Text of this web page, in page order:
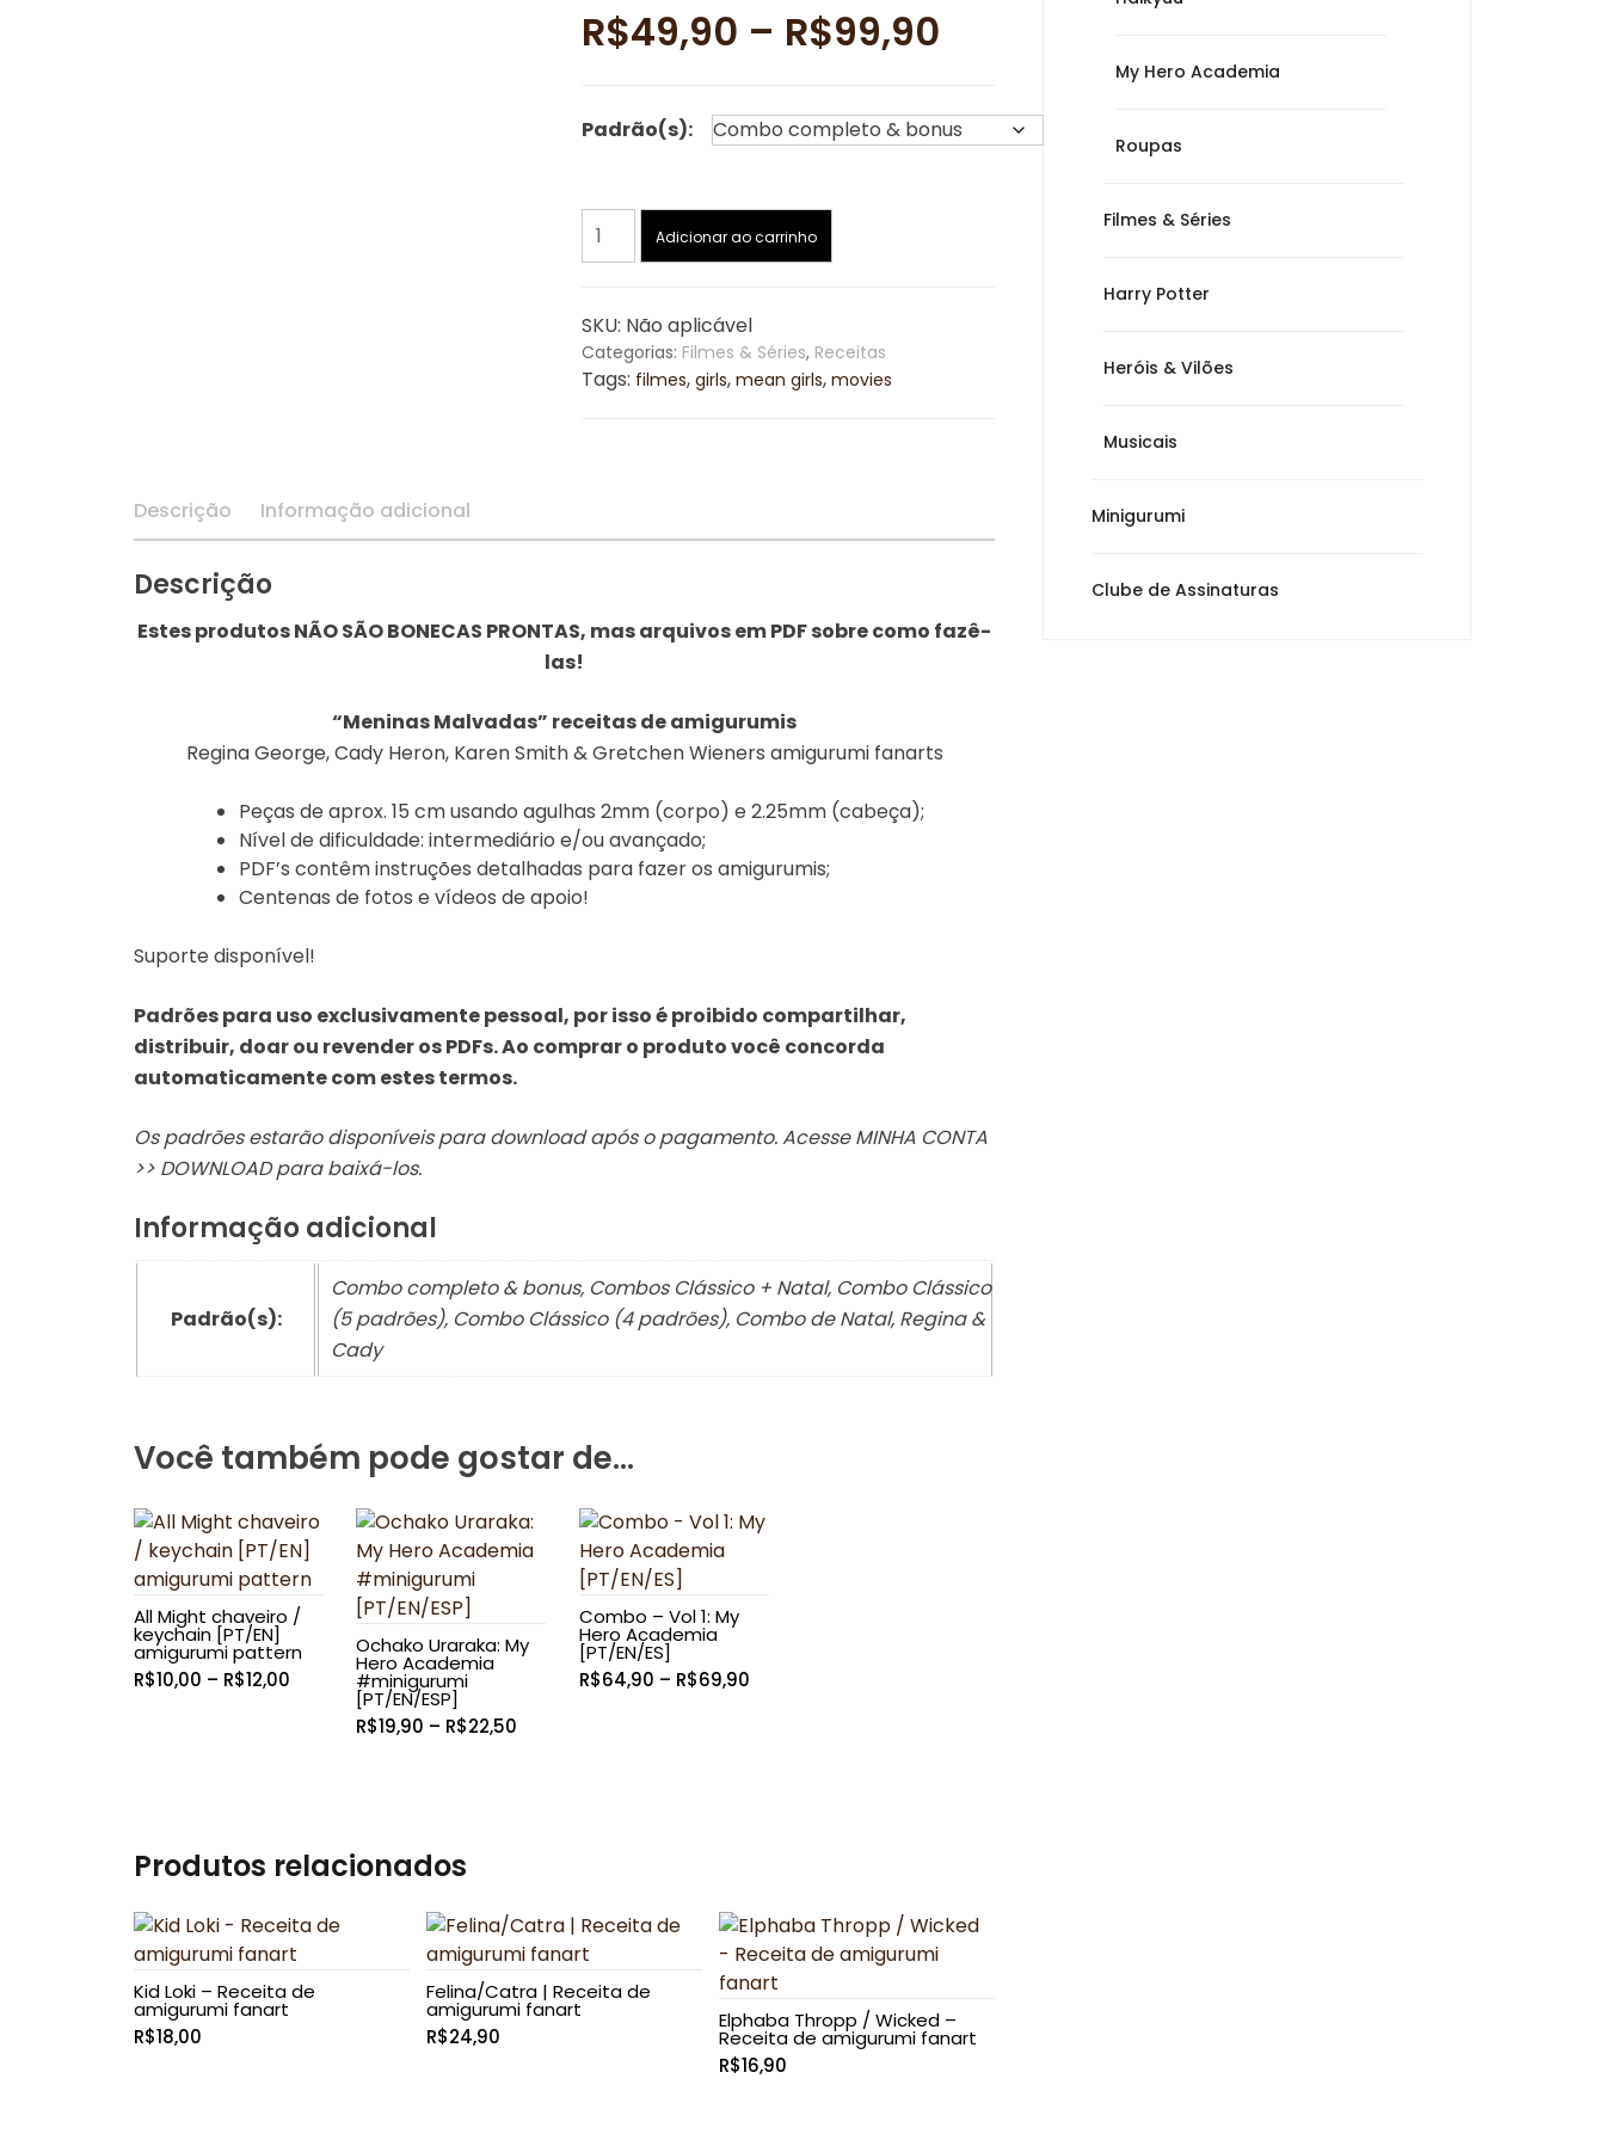
R$49,90 – R$99,90Faixa
preço:
Padrão(s):
Meninas
Malvadas
de
amigurumis
quantidade
Adicionar ao carrinho
SKU: Não aplicável
Categorias: Filmes & Séries, Receitas
Tags: filmes, girls, mean girls, movies
Descrição Informação adicional
Descrição
Estes produtos NÃO SÃO BONECAS PRONTAS, mas arquivos em PDF sobre como fazê-
las!
“Meninas Malvadas” receitas de amigurumis
Regina George, Cady Heron, Karen Smith & Gretchen Wieners amigurumi fanarts
Peças de aprox. 15 cm usando agulhas 2mm (corpo) e 2.25mm (cabeça);
Nível de dificuldade: intermediário e/ou avançado;
PDF’s contêm instruções detalhadas para fazer os amigurumis;
Centenas de fotos e vídeos de apoio!
Suporte disponível!
Padrões para uso exclusivamente pessoal, por isso é proibido compartilhar,
distribuir, doar ou revender os PDFs. Ao comprar o produto você concorda
automaticamente com estes termos.
Os padrões estarão disponíveis para download após o pagamento. Acesse MINHA CONTA
>> DOWNLOAD para baixá-los.
Informação adicional
Padrão(s):
Combo completo & bonus, Combos Clássico + Natal, Combo Clássico
(5 padrões), Combo Clássico (4 padrões), Combo de Natal, Regina &
Cady
Você também pode gostar de…
All Might chaveiro /
keychain [PT/EN]
amigurumi pattern
R$10,00 – R$12,00
Ochako Uraraka: My
Hero Academia
#minigurumi
[PT/EN/ESP]
R$19,90 – R$22,50
Combo – Vol 1: My
Hero Academia
[PT/EN/ES]
R$64,90 – R$69,90Faixa
Produtos relacionados
Kid Loki – Receita de
amigurumi fanart
R$18,00
Felina/Catra | Receita de
amigurumi fanart
R$24,90
Elphaba Thropp / Wicked –
Receita de amigurumi fanart
R$16,90
My Hero Academia
Roupas
Filmes & Séries
Harry Potter
Heróis & Vilões
Musicais
Minigurumi
Clube de Assinaturas